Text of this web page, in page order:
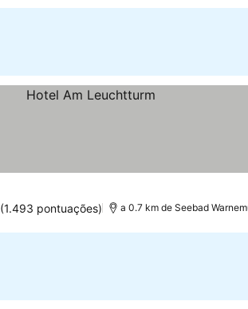
(1.493 pontuações) a 0.7 km de Seebad